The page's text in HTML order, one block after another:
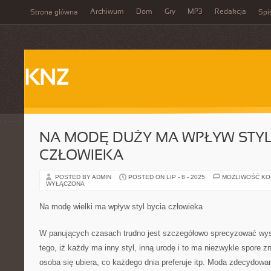
Strona główna Archiwum Dom Gry MP3 Redakcja
KNZ
NA MODĘ DUŻY MA WPŁYW
CZŁOWIEKA
POSTED BY ADMIN POSTED ON LIP - 8 - 2025
MOŻLIWOŚĆ
WYŁĄCZONA
Na modę wielki ma wpływ styl bycia człowieka
W panujących czasach trudno jest szczegółowo sprecyzować
tego, iż każdy ma inny styl, inną urodę i to ma niezwykle spore
osoba się ubiera, co każdego dnia preferuje itp. Moda